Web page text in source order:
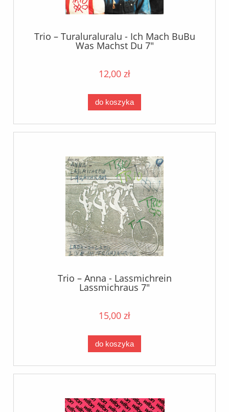
Trio – Turaluraluralu - Ich Mach BuBu
Was Machst Du 7"
12,00 zł
do koszyka
Trio – Anna - Lassmichrein
Lassmichraus 7"
15,00 zł
do koszyka